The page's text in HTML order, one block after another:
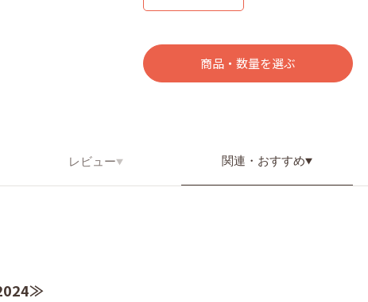
商品・数量を選ぶ
レビュー 関連・ おすすめ